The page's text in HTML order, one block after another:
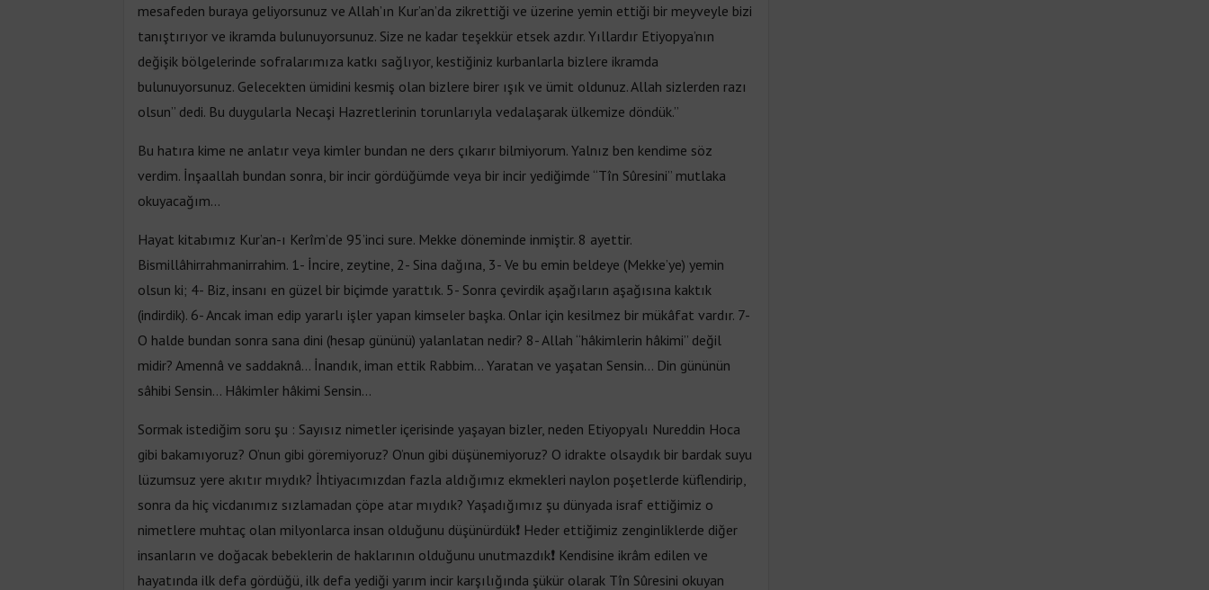
mesafeden buraya geliyorsunuz ve Allah’ın Kur’an’da zikrettiği ve üzerine yemin ettiği bir meyveyle bizi
tanıştırıyor ve ikramda bulunuyorsunuz. Size ne kadar teşekkür etsek azdır. Yıllardır Etiyopya’nın
değişik bölgelerinde sofralarımıza katkı sağlıyor, kestiğiniz kurbanlarla bizlere ikramda
bulunuyorsunuz. Gelecekten ümidini kesmiş olan bizlere birer ışık ve ümit oldunuz. Allah sizlerden razı
olsun” dedi. Bu duygularla Necaşi Hazretlerinin torunlarıyla vedalaşarak ülkemize döndük.”
Bu hatıra kime ne anlatır veya kimler bundan ne ders çıkarır bilmiyorum. Yalnız ben kendime söz
verdim. İnşaallah bundan sonra, bir incir gördüğümde veya bir incir yediğimde “Tîn Sûresini” mutlaka
okuyacağım…
Hayat kitabımız Kur’an-ı Kerîm’de 95’inci sure. Mekke döneminde inmiştir. 8 ayettir.
Bismillâhirrahmanirrahim. 1- İncire, zeytine, 2- Sina dağına, 3- Ve bu emin beldeye (Mekke’ye) yemin
olsun ki; 4- Biz, insanı en güzel bir biçimde yarattık. 5- Sonra çevirdik aşağıların aşağısına kaktık
(indirdik). 6- Ancak iman edip yararlı işler yapan kimseler başka. Onlar için kesilmez bir mükâfat vardır. 7-
O halde bundan sonra sana dini (hesap gününü) yalanlatan nedir? 8- Allah “hâkimlerin hâkimi” değil
midir? Amennâ ve saddaknâ… İnandık, iman ettik Rabbim… Yaratan ve yaşatan Sensin… Din gününün
sâhibi Sensin… Hâkimler hâkimi Sensin…
Sormak istediğim soru şu : Sayısız nimetler içerisinde yaşayan bizler, neden Etiyopyalı Nureddin Hoca
gibi bakamıyoruz? O’nun gibi göremiyoruz? O’nun gibi düşünemiyoruz? O idrakte olsaydık bir bardak suyu
lüzumsuz yere akıtır mıydık? İhtiyacımızdan fazla aldığımız ekmekleri naylon poşetlerde küflendirip,
sonra da hiç vicdanımız sızlamadan çöpe atar mıydık? Yaşadığımız şu dünyada israf ettiğimiz o
nimetlere muhtaç olan milyonlarca insan olduğunu düşünürdük❗ Heder ettiğimiz zenginliklerde diğer
insanların ve doğacak bebeklerin de haklarının olduğunu unutmazdık❗ Kendisine ikrâm edilen ve
hayatında ilk defa gördüğü, ilk defa yediği yarım incir karşılığında şükür olarak Tîn Sûresini okuyan